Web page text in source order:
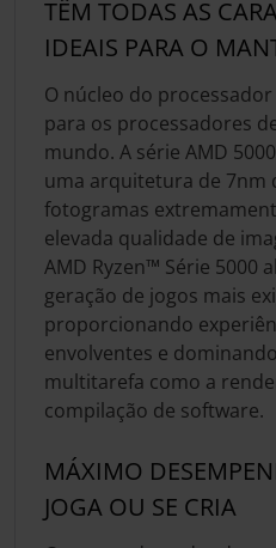
TÊM TODAS AS
IDEAIS PARA O
O núcleo do
para os processadores
mundo. A série AMD
uma arquitetura de 7nm
fotogramas
elevada qualidade de
AMD Ryzen™ Série 5000
geração de jogos mais
proporcionando
envolventes e
multitarefa como a
compilação de software.
MÁXIMO
JOGA OU SE CRIA